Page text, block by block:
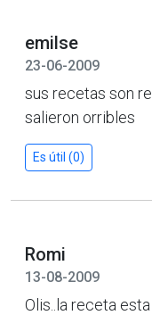
emilse
23-06-2009
sus recetas son
salieron orribles
Es útil (0)
Romi
13-08-2009
Olis..la receta